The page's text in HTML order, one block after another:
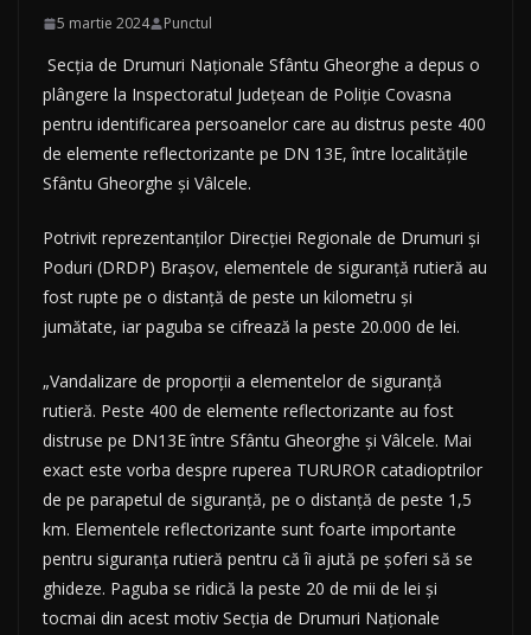
5 martie 2024 Punctul
Secţia de Drumuri Naţionale Sfântu Gheorghe a depus o
plângere la Inspectoratul Judeţean de Poliţie Covasna
pentru identificarea persoanelor care au distrus peste 400
de elemente reflectorizante pe DN 13E, între localităţile
Sfântu Gheorghe şi Vâlcele.
Potrivit reprezentanţilor Direcţiei Regionale de Drumuri şi
Poduri (DRDP) Braşov, elementele de siguranţă rutieră au
fost rupte pe o distanţă de peste un kilometru şi
jumătate, iar paguba se cifrează la peste 20.000 de lei.
„Vandalizare de proporţii a elementelor de siguranţă
rutieră. Peste 400 de elemente reflectorizante au fost
distruse pe DN13E între Sfântu Gheorghe şi Vâlcele. Mai
exact este vorba despre ruperea TURUROR catadioptrilor
de pe parapetul de siguranţă, pe o distanţă de peste 1,5
km. Elementele reflectorizante sunt foarte importante
pentru siguranţa rutieră pentru că îi ajută pe şoferi să se
ghideze. Paguba se ridică la peste 20 de mii de lei şi
tocmai din acest motiv Secţia de Drumuri Naţionale